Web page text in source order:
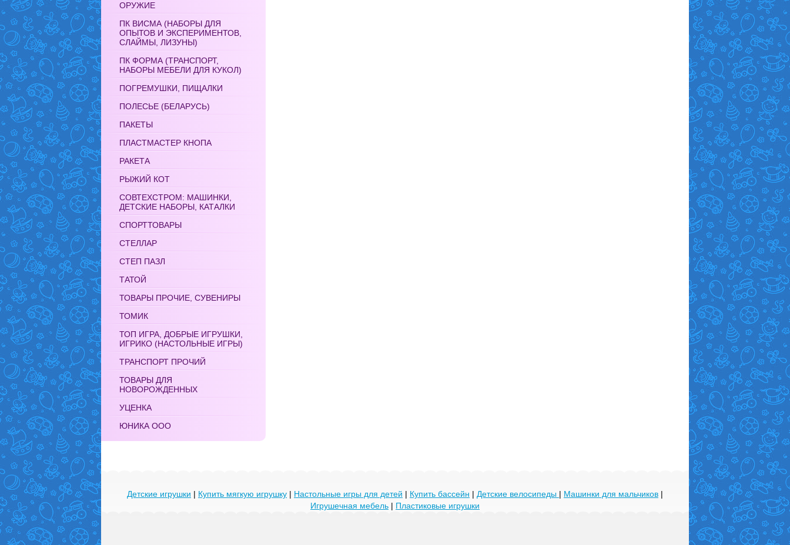
ОРУЖИЕ
ПК ВИСМА (НАБОРЫ ДЛЯ
ОПЫТОВ И ЭКСПЕРИМЕНТОВ,
СЛАЙМЫ, ЛИЗУНЫ)
ПК ФОРМА (ТРАНСПОРТ,
НАБОРЫ МЕБЕЛИ ДЛЯ КУКОЛ)
ПОГРЕМУШКИ, ПИЩАЛКИ
ПОЛЕСЬЕ (БЕЛАРУСЬ)
ПАКЕТЫ
ПЛАСТМАСТЕР КНОПА
РАКЕТА
РЫЖИЙ КОТ
СОВТЕХСТРОМ: МАШИНКИ,
ДЕТСКИЕ НАБОРЫ, КАТАЛКИ
СПОРТТОВАРЫ
СТЕЛЛАР
СТЕП ПАЗЛ
ТАТОЙ
ТОВАРЫ ПРОЧИЕ, СУВЕНИРЫ
ТОМИК
ТОП ИГРА, ДОБРЫЕ ИГРУШКИ,
ИГРИКО (НАСТОЛЬНЫЕ ИГРЫ)
ТРАНСПОРТ ПРОЧИЙ
ТОВАРЫ ДЛЯ
НОВОРОЖДЕННЫХ
УЦЕНКА
ЮНИКА ООО
Детские игрушки | Купить мягкую игрушку | Настольные игры для детей | Купить бассейн | Детские велосипеды | Машинки для мальчиков |
Игрушечная мебель | Пластиковые игрушки